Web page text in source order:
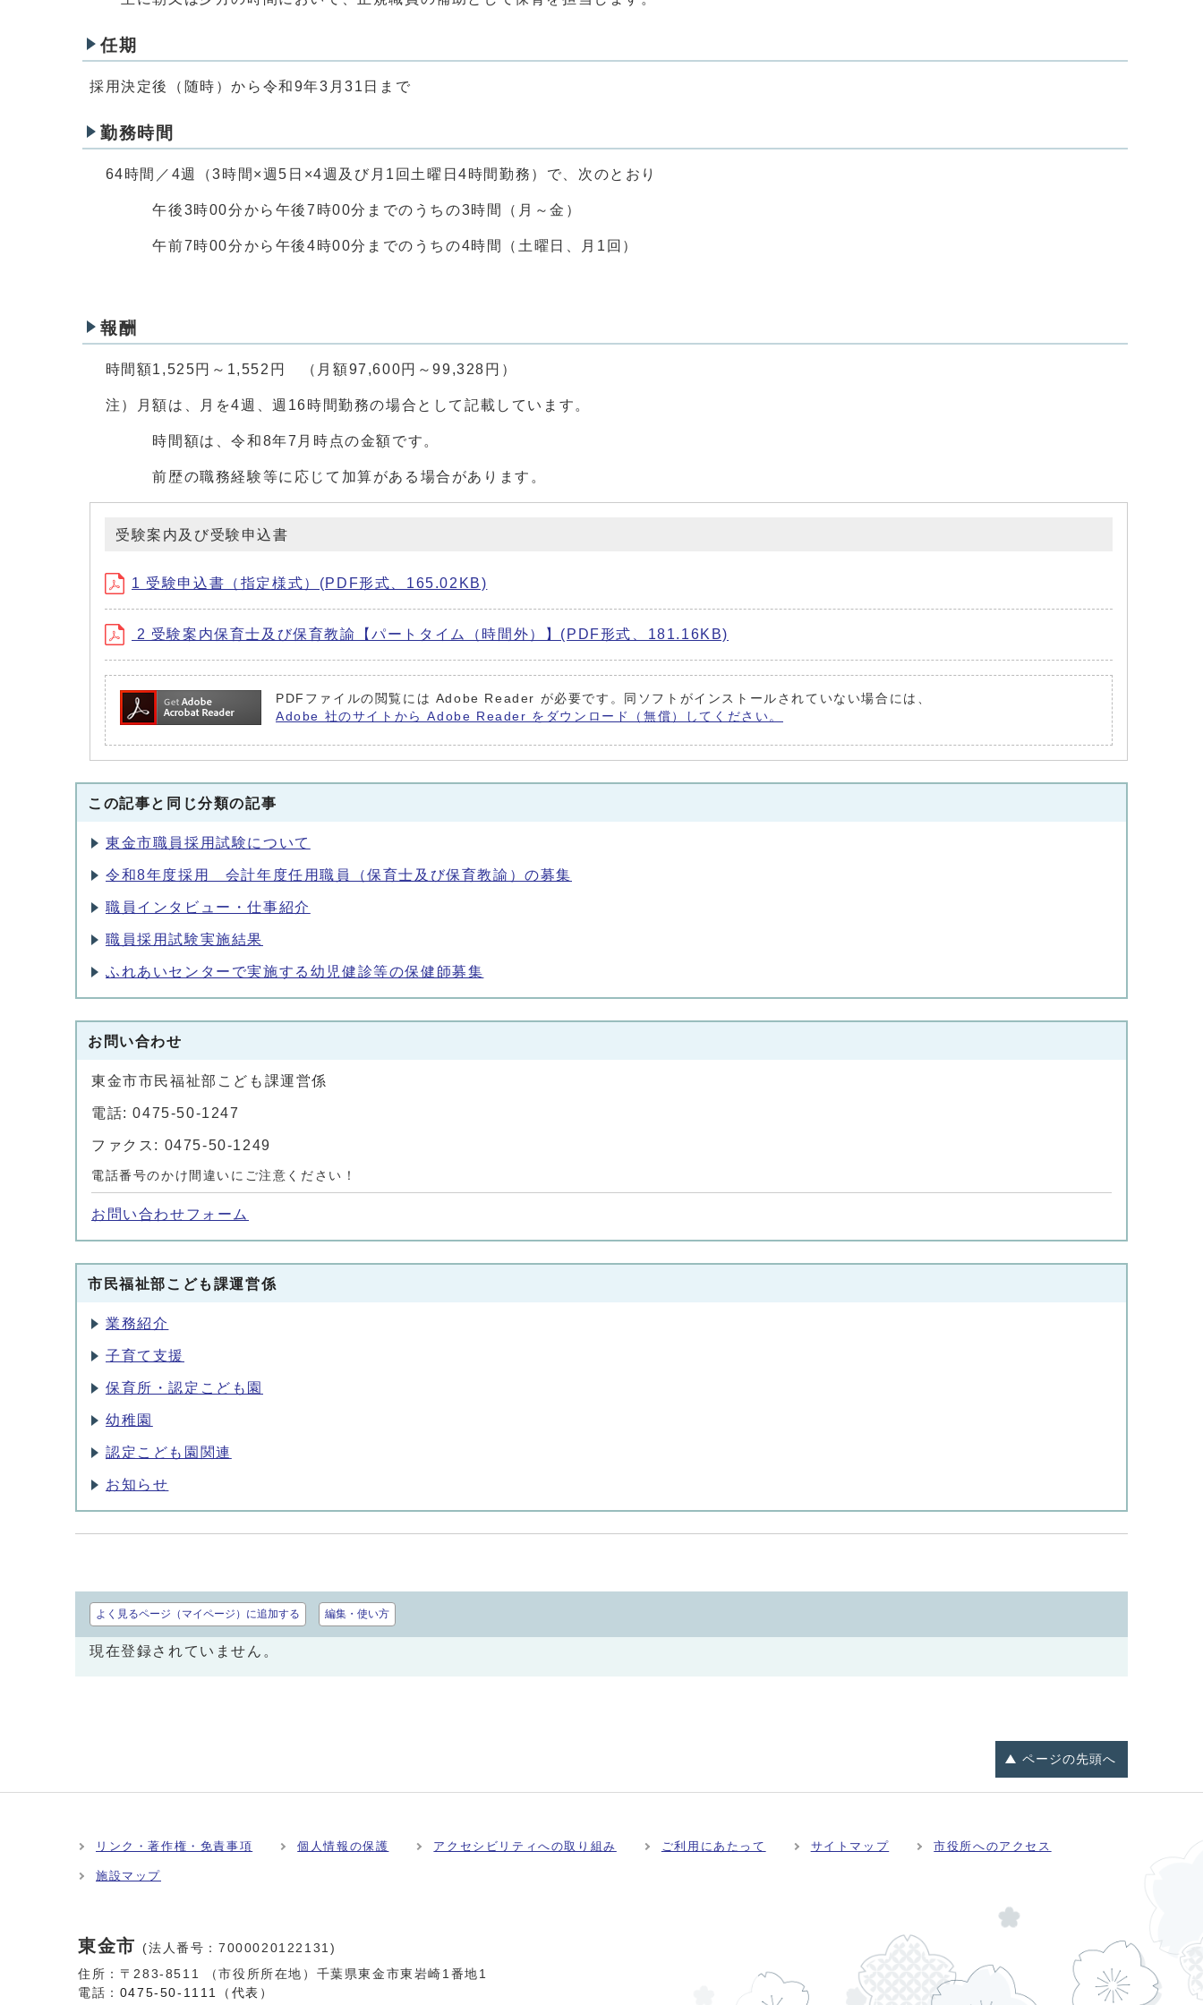
任期
採用決定後（随時）から令和9年3月31日まで
勤務時間
64時間／4週（3時間×週5日×4週及び月1回土曜日4時間勤務）で、次のとおり
午後3時00分から午後7時00分までのうちの3時間（月～金）
午前7時00分から午後4時00分までのうちの4時間（土曜日、月1回）
報酬
時間額1,525円～1,552円 （月額97,600円～99,328円）
注）月額は、月を4週、週16時間勤務の場合として記載しています。
時間額は、令和8年7月時点の金額です。
前歴の職務経験等に応じて加算がある場合があります。
受験案内及び受験申込書
1 受験申込書（指定様式）(PDF形式、165.02KB)
2 受験案内保育士及び保育教諭【パートタイム（時間外）】(PDF形式、181.16KB)
PDFファイルの閲覧には Adobe Reader が必要です。同ソフトがインストールされていない場合には、
Adobe 社のサイトから Adobe Reader をダウンロード（無償）してください。
この記事と同じ分類の記事
東金市職員採用試験について
令和8年度採用 会計年度任用職員（保育士及び保育教諭）の募集
職員インタビュー・仕事紹介
職員採用試験実施結果
ふれあいセンターで実施する幼児健診等の保健師募集
お問い合わせ
東金市市民福祉部こども課運営係
電話: 0475-50-1247
ファクス: 0475-50-1249
電話番号のかけ間違いにご注意ください！
お問い合わせフォーム
市民福祉部こども課運営係
業務紹介
子育て支援
保育所・認定こども園
幼稚園
認定こども園関連
お知らせ
よく見るページ（マイページ）に追加する 編集・使い方
現在登録されていません。
ページの先頭へ
リンク・著作権・免責事項 個人情報の保護 アクセシビリティへの取り組み ご利用にあたって サイトマップ 市役所へのアクセス
施設マップ
東金市
(法人番号：7000020122131)
住所：〒283-8511 （市役所所在地）千葉県東金市東岩崎1番地1
電話： 0475-50-1111（代表）